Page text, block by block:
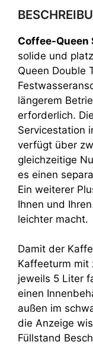
Coffee-Queen
solide und
Queen Double
längerem
erforderlich.
Servicestation
verfügt über
gleichzeitige
es einen
Ein weiterer
Ihnen und
leichter macht.
Damit der
Kaffeeturm mit
jeweils 5 Liter
einen
außen im
die Anzeige
Füllstand